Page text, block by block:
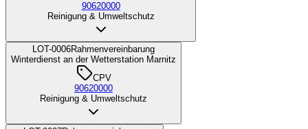
90620000
Reinigung & Umweltschutz
LOT-0006Rahmenvereinbarung
Winterdienst an der Wetterstation Marnitz
CPV
90620000
Reinigung & Umweltschutz